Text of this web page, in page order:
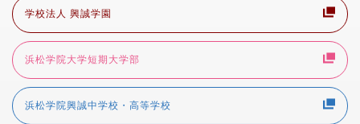
学校法人 興誠学園
浜松学院大学短期大学部
浜松学院興誠中学校・高等学校